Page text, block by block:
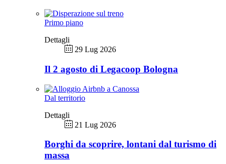
Primo piano
Dettagli
29 Lug 2026
Il 2 agosto di Legacoop Bologna
Dal territorio
Dettagli
21 Lug 2026
Borghi da scoprire, lontani dal turismo di
massa